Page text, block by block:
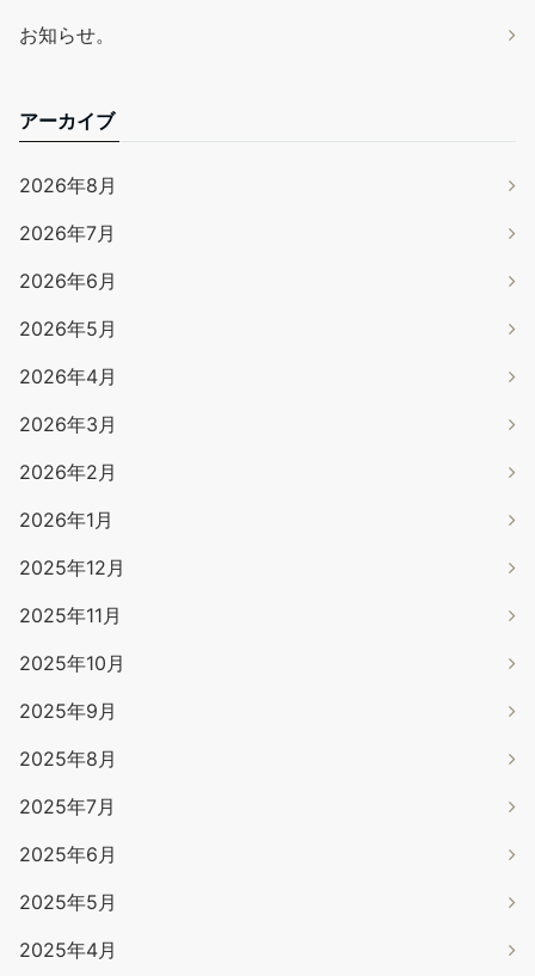
お知らせ。
アーカイブ
2026年8月
2026年7月
2026年6月
2026年5月
2026年4月
2026年3月
2026年2月
2026年1月
2025年12月
2025年11月
2025年10月
2025年9月
2025年8月
2025年7月
2025年6月
2025年5月
2025年4月